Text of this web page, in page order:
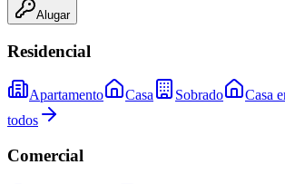
Alugar
Residencial
Apartamento Casa Sobrado Casa
todos
Comercial